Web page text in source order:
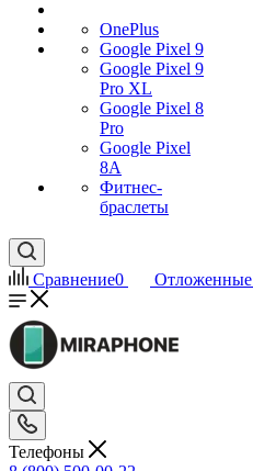
OnePlus
Google Pixel 9
Google Pixel 9
Pro XL
Google Pixel 8
Pro
Google Pixel
8A
Фитнес-
браслеты
Сравнение0 Отложенные
Телефоны